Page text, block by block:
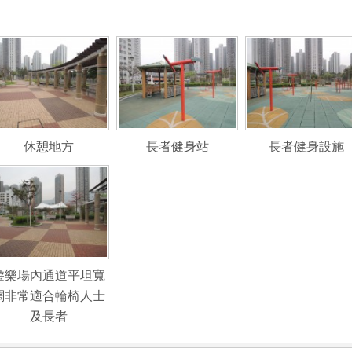
休憩地方 長者健身站 長者健身設施
樂場內通道平坦寬
非常適合輪椅人士
及長者